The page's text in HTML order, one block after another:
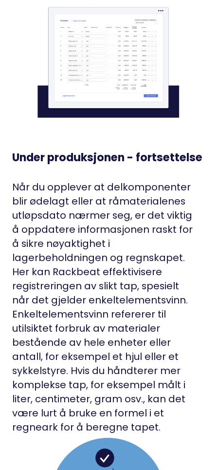
Under produksjonen - fortsettelse
Når du opplever at delkomponenter
blir ødelagt eller at råmaterialenes
utløpsdato nærmer seg, er det viktig
å oppdatere informasjonen raskt for
å sikre nøyaktighet i
lagerbeholdningen og regnskapet.
Her kan Rackbeat effektivisere
registreringen av slikt tap, spesielt
når det gjelder enkeltelementsvinn.
Enkeltelementsvinn refererer til
utilsiktet forbruk av materialer
bestående av hele enheter eller
antall, for eksempel et hjul eller et
sykkelstyre. Hvis du håndterer mer
komplekse tap, for eksempel målt i
liter, centimeter, gram osv., kan det
være lurt å bruke en formel i et
regneark for å beregne tapet.